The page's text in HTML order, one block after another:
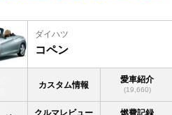
ダイハツ
コペン
カスタム情報
愛車紹介
(19,660)